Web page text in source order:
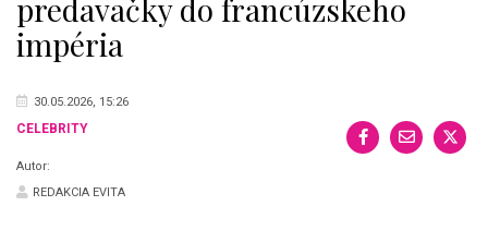
predavačky do francúzskeho
impéria
30.05.2026, 15:26
CELEBRITY
Autor:
REDAKCIA EVITA